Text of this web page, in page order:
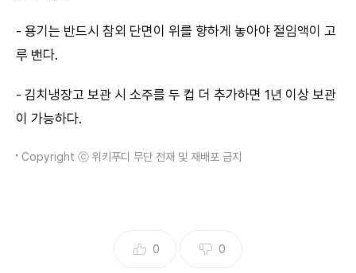
- 용기는 반드시 참외 단면이 위를 향하게 놓아야 절임액이 고
루 밴다.
- 김치냉장고 보관 시 소주를 두 컵 더 추가하면 1년 이상 보관
이 가능하다.
Copyright ⓒ 위키푸디 무단 전재 및 재배포 금지
0 0